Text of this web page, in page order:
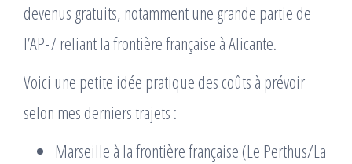
devenus gratuits, notamment une grande partie de
l’AP-7 reliant la frontière française à Alicante.
Voici une petite idée pratique des coûts à prévoir
selon mes derniers trajets :
Marseille à la frontière française (Le Perthus/La